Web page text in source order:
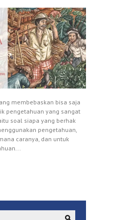
membebaskan bisa saja
pengetahuan yang sangat
soal siapa yang berhak
pengetahuan,
caranya, dan untuk